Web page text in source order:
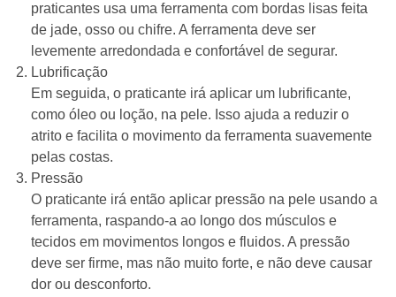
praticantes usa uma ferramenta com bordas lisas feita
de jade, osso ou chifre. A ferramenta deve ser
levemente arredondada e confortável de segurar.
Lubrificação
Em seguida, o praticante irá aplicar um lubrificante,
como óleo ou loção, na pele. Isso ajuda a reduzir o
atrito e facilita o movimento da ferramenta suavemente
pelas costas.
Pressão
O praticante irá então aplicar pressão na pele usando a
ferramenta, raspando-a ao longo dos músculos e
tecidos em movimentos longos e fluidos. A pressão
deve ser firme, mas não muito forte, e não deve causar
dor ou desconforto.